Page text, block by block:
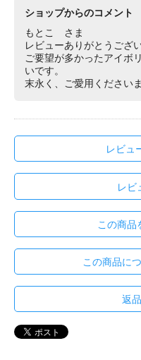
ショップからのコメント
もとこ さま
レビューありがとうござ
ご要望が多かったアイボ
いです。
末永く、ご愛用ください
レビュ
レビ
この商品
この商品に
返